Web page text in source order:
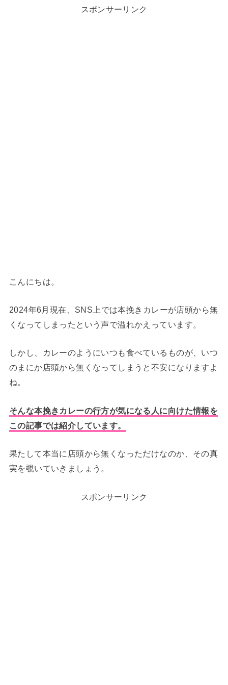
スポンサーリンク
こんにちは。
2024年6月現在、SNS上では本挽きカレーが店頭から無
くなってしまったという声で溢れかえっています。
しかし、カレーのようにいつも食べているものが、いつ
のまにか店頭から無くなってしまうと不安になりますよ
ね。
そんな本挽きカレーの行方が気になる人に向けた情報を
この記事では紹介しています。
果たして本当に店頭から無くなっただけなのか、その真
実を覗いていきましょう。
スポンサーリンク